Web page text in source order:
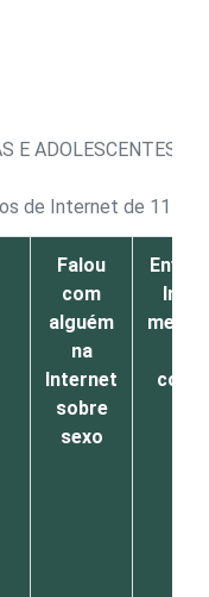
E ADOLESCENTES,
de Internet de 11 a
Falou
com
alguém
na
Internet
sobre
sexo